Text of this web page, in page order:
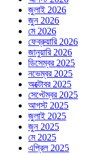
জুলাই 2026
জুন 2026
মে 2026
ফেব্রুয়ারি 2026
জানুয়ারি 2026
ডিসেম্বর 2025
নভেম্বর 2025
অক্টোবর 2025
সেপ্টেম্বর 2025
আগস্ট 2025
জুলাই 2025
জুন 2025
মে 2025
এপ্রিল 2025